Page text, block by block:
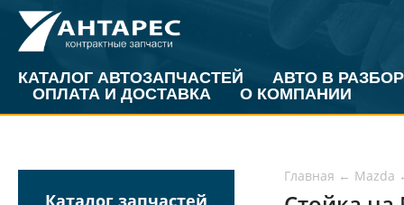
КАТАЛОГ АВТОЗАПЧАСТЕЙ
АВТО В РАЗБОР
ОПЛАТА И ДОСТАВКА
О КОМПАНИИ
Каталог запчастей
Главная ← Mazda